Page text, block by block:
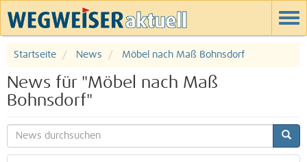
Startseite News Möbel nach Maß Bohnsdorf
News für "Möbel nach Maß
Bohnsdorf"